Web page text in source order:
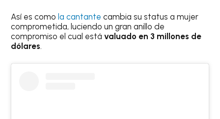
Así es como la cantante cambia su status a mujer
comprometida, luciendo un gran anillo de
compromiso el cual estávaluado en 3 millones de
dólares.